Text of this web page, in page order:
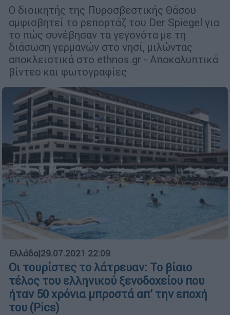
Ο διοικητής της Πυροσβεστικής Θάσου
αμφισβητεί το ρεπορτάζ του Der Spiegel για
το πώς συνέβησαν τα γεγονότα με τη
διάσωση γερμανών στο νησί, μιλώντας
αποκλειστικά στο ethnos.gr - Αποκαλυπτικά
βίντεο και φωτογραφίες
Ελλάδα|29.07.2021 22:09
Οι τουρίστες το λάτρευαν: Το βίαιο
τέλος του ελληνικού ξενοδοχείου που
ήταν 50 χρόνια μπροστά απ’ την εποχή
του (Pics)